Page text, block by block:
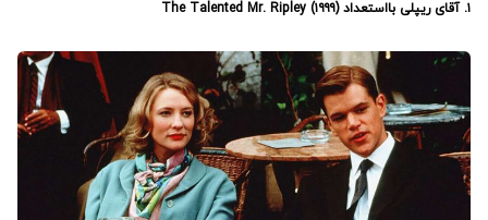
۱. آقای ریپلی بااستعداد (۱۹۹۹) The Talented Mr. Ripley